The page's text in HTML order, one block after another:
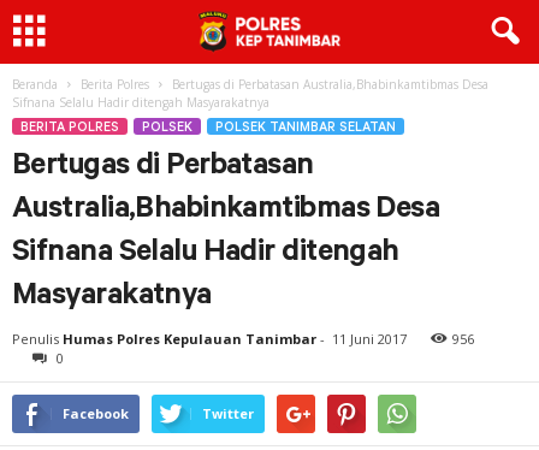
Beranda Berita Polres
Bertugas di Perbatasan Australia,Bhabinkamtibmas Desa
Sifnana Selalu Hadir ditengah Masyarakatnya
BERITA POLRES POLSEK POLSEK TANIMBAR SELATAN
Bertugas di Perbatasan
Australia,Bhabinkamtibmas Desa
Sifnana Selalu Hadir ditengah
Masyarakatnya
Penulis Humas Polres Kepulauan Tanimbar - 11 Juni 2017
956
0
Facebook Twitter